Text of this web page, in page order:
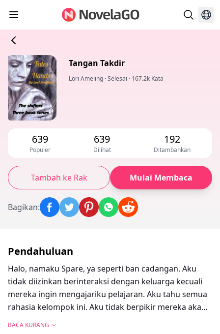
Tangan Takdir
Lori Ameling ·Selesai · 167.2k Kata
639
Populer
639
Dilihat
192
Ditambahkan
Tambah ke Rak Mulai Membaca
Bagikan:
Pendahuluan
Halo, namaku Spare, ya seperti ban cadangan. Aku
tidak diizinkan berinteraksi dengan keluarga kecuali
mereka ingin mengajariku pelajaran. Aku tahu semua
rahasia kelompok ini. Aku tidak berpikir mereka akan
BACA KURANG